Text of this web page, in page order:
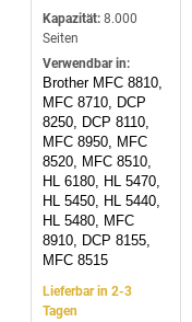
Kapazität: 8.000
Seiten
Verwendbar in:
Brother MFC 8810,
MFC 8710, DCP
8250, DCP 8110,
MFC 8950, MFC
8520, MFC 8510,
HL 6180, HL 5470,
HL 5450, HL 5440,
HL 5480, MFC
8910, DCP 8155,
MFC 8515
Lieferbar in 2-3
Tagen